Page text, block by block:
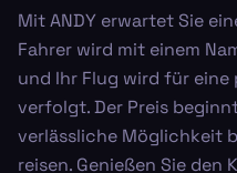
Mit ANDY erwartet Sie
Fahrer wird mit einem
und Ihr Flug wird für
verfolgt. Der Preis
verlässliche Möglichkeit
reisen. Genießen Sie